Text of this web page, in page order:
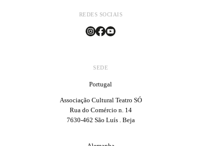
REDES SOCIAIS
SEDE
Portugal
Associação Cultural Teatro SÓ
Rua do Comércio n. 14
7630-462 São Luís . Beja